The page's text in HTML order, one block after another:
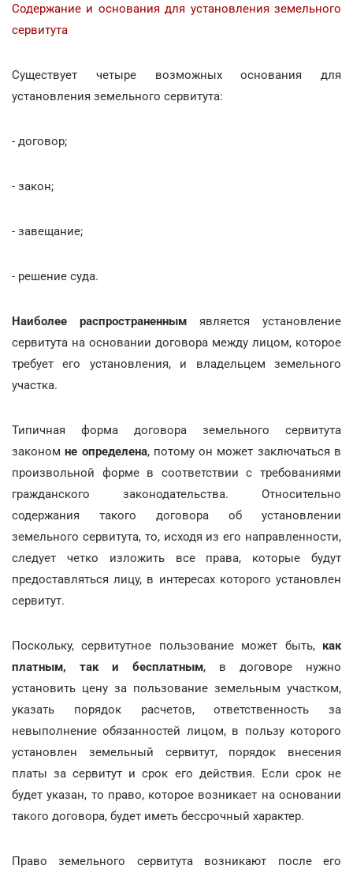
Содержание и основания для установления земельного
сервитута
Существует четыре возможных основания для
установления земельного сервитута:
- договор;
- закон;
- завещание;
- решение суда.
Наиболее распространенным является установление
сервитута на основании договора между лицом, которое
требует его установления, и владельцем земельного
участка.
Типичная форма договора земельного сервитута
закономне определена, потому он может заключаться в
произвольной форме в соответствии с требованиями
гражданского законодательства. Относительно
содержания такого договора об установлении
земельного сервитута, то, исходя из его направленности,
следует четко изложить все права, которые будут
предоставляться лицу, в интересах которого установлен
сервитут.
Поскольку, сервитутное пользование может быть, как
платным, так и бесплатным, в договоре нужно
установить цену за пользование земельным участком,
указать порядок расчетов, ответственность за
невыполнение обязанностей лицом, в пользу которого
установлен земельный сервитут, порядок внесения
платы за сервитут и срок его действия. Если срок не
будет указан, то право, которое возникает на основании
такого договора, будет иметь бессрочный характер.
Право земельного сервитута возникают после его